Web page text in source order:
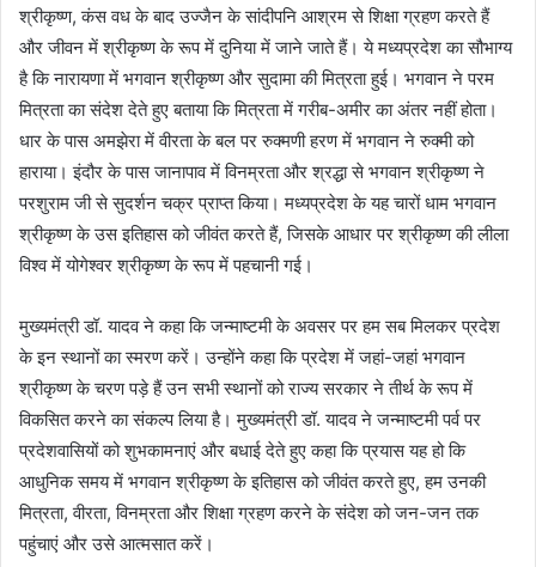
श्रीकृष्ण, कंस वध के बाद उज्जैन के सांदीपनि आश्रम से शिक्षा ग्रहण करते हैं
और जीवन में श्रीकृष्ण के रूप में दुनिया में जाने जाते हैं। ये मध्यप्रदेश का सौभाग्य
है कि नारायणा में भगवान श्रीकृष्ण और सुदामा की मित्रता हुई। भगवान ने परम
मित्रता का संदेश देते हुए बताया कि मित्रता में गरीब-अमीर का अंतर नहीं होता।
धार के पास अमझेरा में वीरता के बल पर रुक्मणी हरण में भगवान ने रुक्मी को
हाराया। इंदौर के पास जानापाव में विनम्रता और श्रद्धा से भगवान श्रीकृष्ण ने
परशुराम जी से सुदर्शन चक्र प्राप्त किया। मध्यप्रदेश के यह चारों धाम भगवान
श्रीकृष्ण के उस इतिहास को जीवंत करते हैं, जिसके आधार पर श्रीकृष्ण की लीला
विश्व में योगेश्वर श्रीकृष्ण के रूप में पहचानी गई।
मुख्यमंत्री डॉ. यादव ने कहा कि जन्माष्टमी के अवसर पर हम सब मिलकर प्रदेश
के इन स्थानों का स्मरण करें। उन्होंने कहा कि प्रदेश में जहां-जहां भगवान
श्रीकृष्ण के चरण पड़े हैं उन सभी स्थानों को राज्य सरकार ने तीर्थ के रूप में
विकसित करने का संकल्प लिया है। मुख्यमंत्री डॉ. यादव ने जन्माष्टमी पर्व पर
प्रदेशवासियों को शुभकामनाएं और बधाई देते हुए कहा कि प्रयास यह हो कि
आधुनिक समय में भगवान श्रीकृष्ण के इतिहास को जीवंत करते हुए, हम उनकी
मित्रता, वीरता, विनम्रता और शिक्षा ग्रहण करने के संदेश को जन-जन तक
पहुंचाएं और उसे आत्मसात करें।